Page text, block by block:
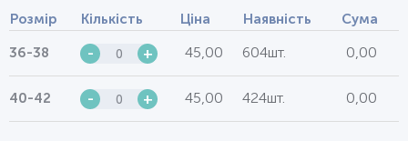
Розмір Кількість Ціна Наявність Сума
36-38 - + 45,00 604шт. 0,00
40-42 - + 45,00 424шт. 0,00